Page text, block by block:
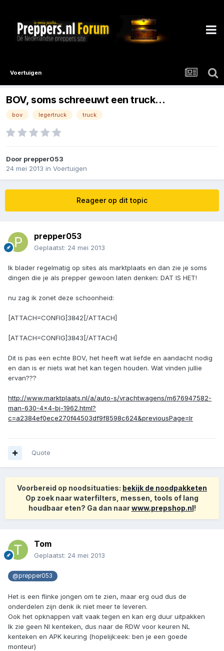
Voertuigen
BOV, soms schreeuwt een truck...
bov legertruck truck
Door prepper053
24 mei 2013 in Voertuigen
Reageer op dit topic
prepper053
Geplaatst: 24 mei 2013
Ik blader regelmatig op sites als marktplaats en dan zie je soms
dingen die je als prepper gewoon laten denken: DAT IS HET!
nu zag ik zonet deze schoonheid:
[ATTACH=CONFIG]3842[/ATTACH]
[ATTACH=CONFIG]3843[/ATTACH]
Dit is pas een echte BOV, het heeft wat liefde en aandacht nodig
en dan is er niets wat het kan tegen houden. Wat vinden jullie
ervan???
http://www.marktplaats.nl/a/auto-s/vrachtwagens/m676947582-
man-630-4x4-bj-1962.html?
c=a2384ef0ece270f44503df9f8598c624&previousPage=lr
Quote
Voorbereid op noodsituaties: bekijk de noodpakketen
Op zoek naar waterfilters, messen, tools of lang
houdbaar eten? Ga dan naarwww.prepshop.nl!
Tom
Geplaatst: 24 mei 2013
@prepper053
Het is een flinke jongen om te zien, maar erg oud dus de
onderdelen zijn denk ik niet meer te leveren.
Ook het opknappen valt vaak tegen en kan erg duur uitpakken
Ik zie geen Nl kenteken, dus naar de RDW voor keuren NL
kenteken en APK keuring (hopelijk:eek: ben je een goede
monteur)